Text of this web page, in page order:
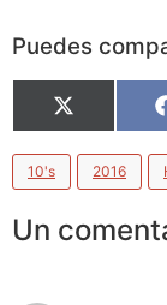
Puedes
X
(Twitter)
10's 2016
Un